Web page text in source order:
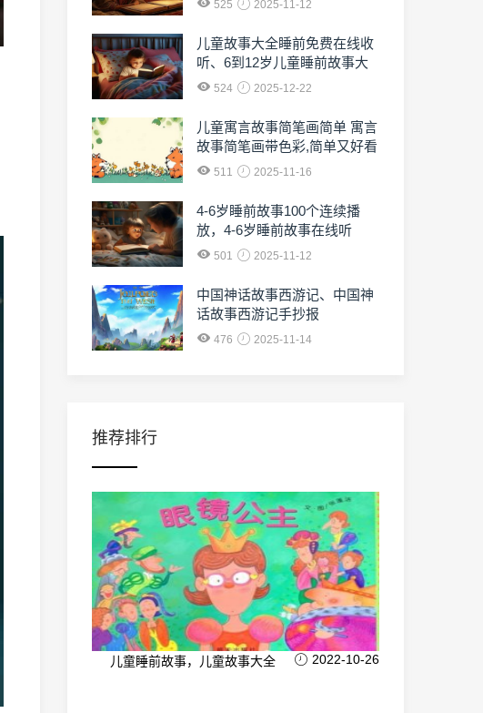
525 2025-11-12
儿童故事大全睡前免费在线收
听、6到12岁儿童睡前故事大
全免费收听
524 2025-12-22
儿童寓言故事简笔画简单 寓言
故事简笔画带色彩,简单又好看
511 2025-11-16
4-6岁睡前故事100个连续播
放，4-6岁睡前故事在线听
501 2025-11-12
中国神话故事西游记、中国神
话故事西游记手抄报
476 2025-11-14
推荐排行
儿童睡前故事，儿童故事大全 2022-10-26